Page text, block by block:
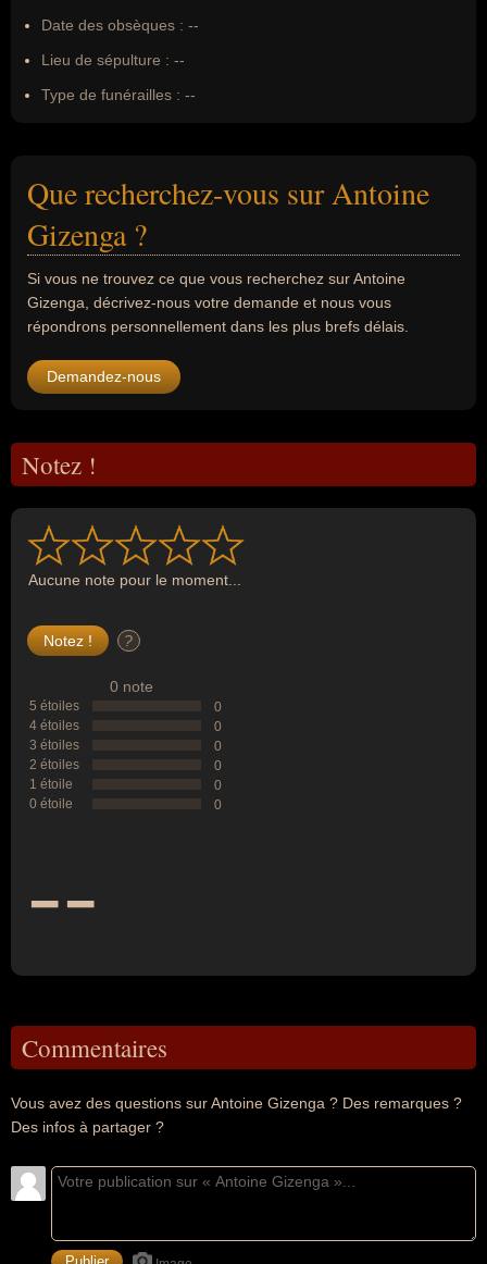
Date des obsèques : --
Lieu de sépulture : --
Type de funérailles : --
Que recherchez-vous sur Antoine
Gizenga ?
Si vous ne trouvez ce que vous recherchez sur Antoine
Gizenga, décrivez-nous votre demande et nous vous
répondrons personnellement dans les plus brefs délais.
Demandez-nous
Notez !
Aucune note pour le moment...
?
0 note
5 étoiles
0
4 étoiles
0
3 étoiles
0
2 étoiles
0
1 étoile
0
0 étoile
0
--
Commentaires
Vous avez des questions sur Antoine Gizenga ? Des remarques ?
Des infos à partager ?